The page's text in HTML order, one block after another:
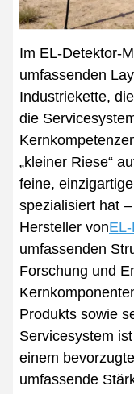
Im EL-Detektor-
umfassenden
Industriekette,
die
„kleiner Riese“
feine,
spezialisiert hat
Hersteller von
umfassenden
Forschung und
Produkts sowie
Servicesystem
einem
umfassende